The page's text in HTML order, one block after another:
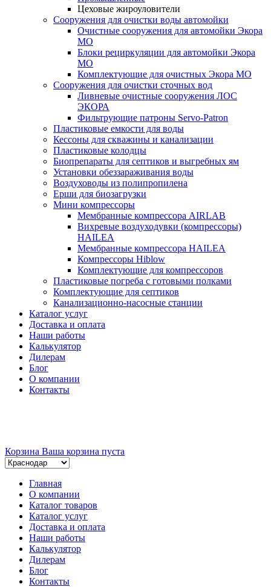
Цеховые жироуловители
Сооружения для очистки воды автомойки
Очистные сооружения для автомойки Экора
МО
Блоки рециркуляции для автомойки Экора
МО
Комплектующие для очистных Экора МО
Сооружения для очистки сточных вод
Ливневые очистные сооружения ЛОС
ЭКОРА
Фильтрующие патроны Servo-Patron
Пластиковые емкости для воды
Кессоны для скважины и канализации
Пластиковые колодцы
Биопрепараты для септиков и выгребных ям
Установки обеззараживания воды
Воздуховоды из полипропилена
Ерши для биозагрузки
Мини компрессоры
Мембранные компрессора AIRLAB
Вихревые воздуходувки (компрессоры)
HAILEA
Мембранные компрессора HAILEA
Компрессоры Hiblow
Комплектующие для компрессоров
Пластиковые погреба с готовыми полками
Комплектующие для септиков
Канализационно-насосные станции
Каталог услуг
Доставка и оплата
Наши работы
Калькулятор
Дилерам
Блог
О компании
Контакты
Корзина Ваша корзина пуста
Главная
О компании
Каталог товаров
Каталог услуг
Доставка и оплата
Наши работы
Калькулятор
Дилерам
Блог
Контакты